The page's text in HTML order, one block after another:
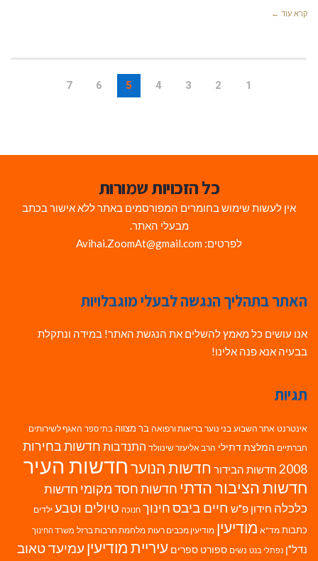
קרא עוד ←
1
2
3
4
5
6
7
כל הזכויות שמורות
אין לעשות שימוש בחומרים המפורסמים באתר ללא אישור בכתב
מבעלי האתר.
לפרטים: Avihai.ZoomAt@gmail.com
האתר בתהליך הנגשה לבעלי מוגבלויות
אנו עושים כל מאמץ להשלים את הנגשת האתר! במידה ונתקלת
בבעיה אנא פנה אלינו!
תגיות
אינטרנט אתר השבוע בני נוער בריאות ורפואה בר מצווה בתי ספר האגף לשירותים
חברתיים המלצת דתילי הרב אליעזר שינוולד התנדבות חדשות בחירות
2008 חדשות הבידור חדשות הנוערחדשות העיר
חדשות הציבור הדתי חדשות חסד מקומי חדשות
כלכלה חידון פ"ש חיים ביבסחינוך חנוכה טיולים וטבע ילדים
כתבות מד"א מודיעין מודיעין מכבים רעות מלחמת חרבות ברזל משרד החינוך
נדל"ן נפתלי בנט נשים ספורט ספרים עיריית מודיעין עמיעד טאוב